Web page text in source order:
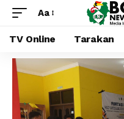
Aa
TV Online Tarakan